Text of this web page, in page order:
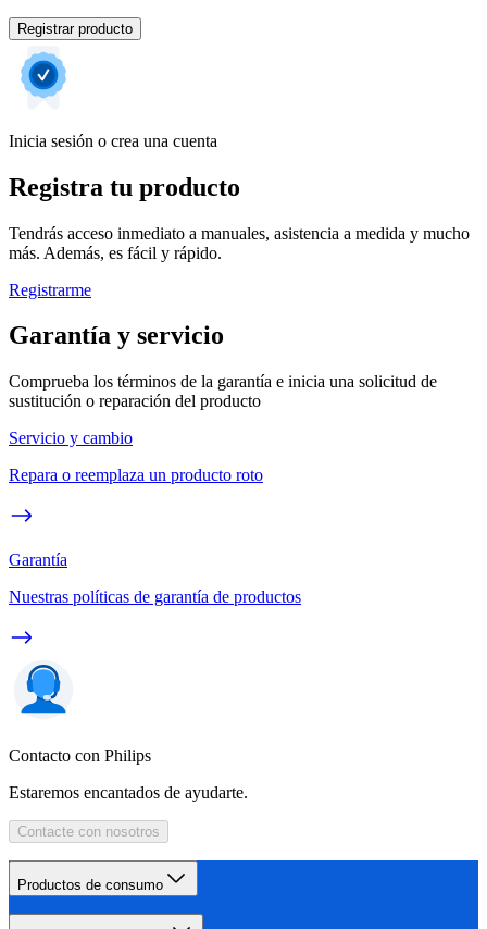
Registrar producto
Inicia sesión o crea una cuenta
Registra tu producto
Tendrás acceso inmediato a manuales, asistencia a medida y mucho
más. Además, es fácil y rápido.
Registrarme
Garantía y servicio
Comprueba los términos de la garantía e inicia una solicitud de
sustitución o reparación del producto
Servicio y cambio
Repara o reemplaza un producto roto
Garantía
Nuestras políticas de garantía de productos
Contacto con Philips
Estaremos encantados de ayudarte.
Contacte con nosotros
Productos de consumo